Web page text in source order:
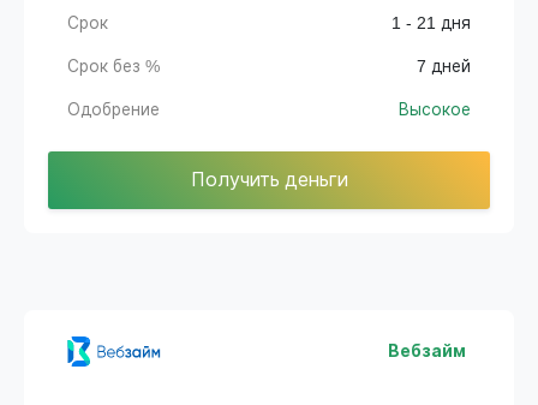
Срок 1 - 21 дня
Срок без % 7 дней
Одобрение Высокое
Получить деньги
Вебзайм